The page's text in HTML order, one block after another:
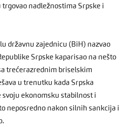
nadležnostima Srpske i
državnu zajednicu (BiH) nazvao
Srpske kaparisao na nešto
trećerazrednim briselskim
u trenutku kada Srpska
svoju ekonomsku stabilnost i
neposredno nakon silnih sankcija i